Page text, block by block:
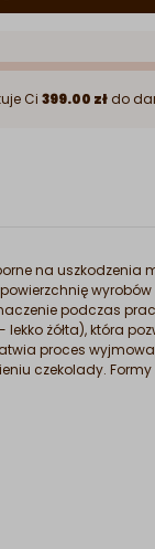
Ci 399.00 złdo
na uszkodzenia
podczas
żółta), która
proces
czekolady. Formy